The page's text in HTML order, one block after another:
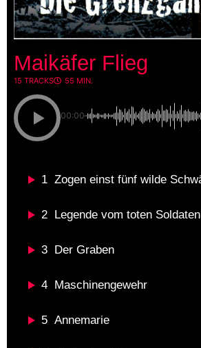
Maikäfer Flieg
15 TRACKS 55 MIN.
00:00
1 Zogen einst fünf wilde
2 Legende vom toten Soldaten
3 Der Graben
4 Maschinengewehr
5 Annemarie